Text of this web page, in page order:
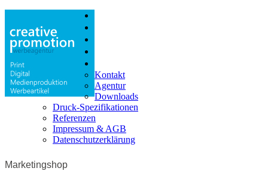
Kontakt
Agentur
Downloads
Druck-Spezifikationen
Referenzen
Impressum & AGB
Datenschutzerklärung
Marketingshop